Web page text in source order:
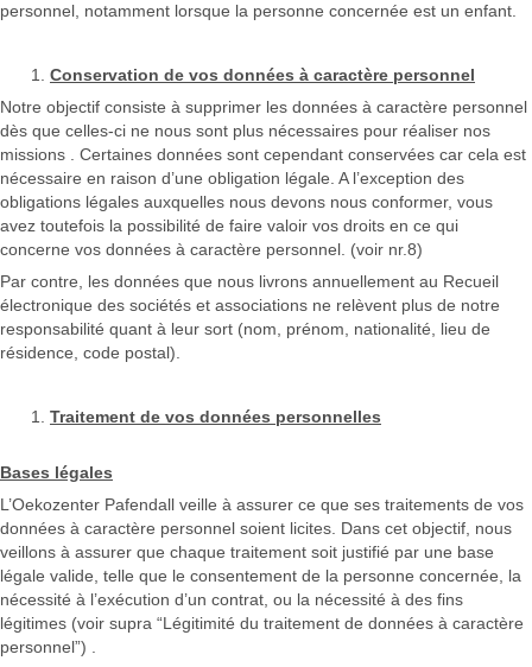
personnel, notamment lorsque la personne concernée est un enfant.
Conservation de vos données à caractère personnel
Notre objectif consiste à supprimer les données à caractère personnel
dès que celles-ci ne nous sont plus nécessaires pour réaliser nos
missions . Certaines données sont cependant conservées car cela est
nécessaire en raison d’une obligation légale. A l’exception des
obligations légales auxquelles nous devons nous conformer, vous
avez toutefois la possibilité de faire valoir vos droits en ce qui
concerne vos données à caractère personnel. (voir nr.8)
Par contre, les données que nous livrons annuellement au Recueil
électronique des sociétés et associations ne relèvent plus de notre
responsabilité quant à leur sort (nom, prénom, nationalité, lieu de
résidence, code postal).
Traitement de vos données personnelles
Bases légales
L’Oekozenter Pafendall veille à assurer ce que ses traitements de vos
données à caractère personnel soient licites. Dans cet objectif, nous
veillons à assurer que chaque traitement soit justifié par une base
légale valide, telle que le consentement de la personne concernée, la
nécessité à l’exécution d’un contrat, ou la nécessité à des fins
légitimes (voir supra “Légitimité du traitement de données à caractère
personnel”) .